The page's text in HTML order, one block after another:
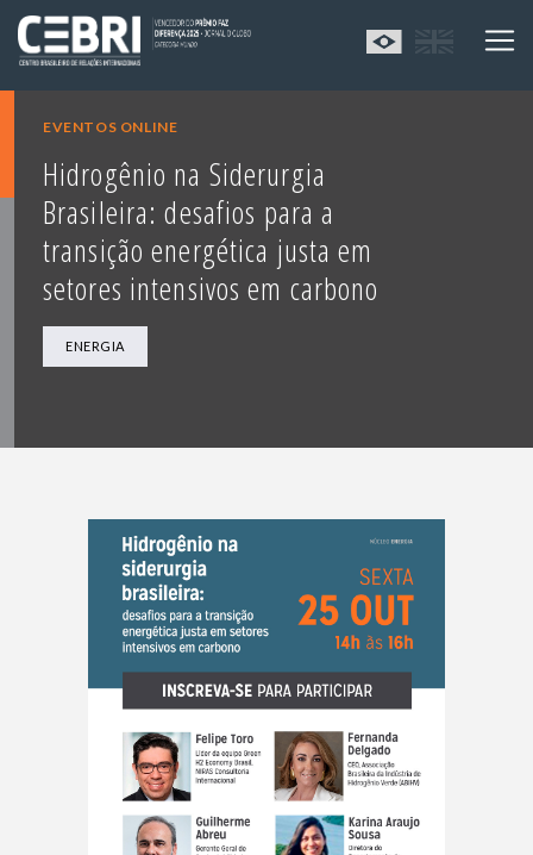
EVENTOS ONLINE
Hidrogênio na Siderurgia
Brasileira: desafios para a
transição energética justa em
setores intensivos em carbono
ENERGIA